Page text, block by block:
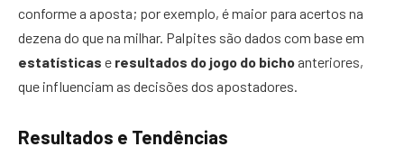
conforme a aposta; por exemplo, é maior para acertos na
dezena do que na milhar. Palpites são dados com base em
estatísticas e resultados do jogo do bicho anteriores,
que influenciam as decisões dos apostadores.
Resultados e Tendências